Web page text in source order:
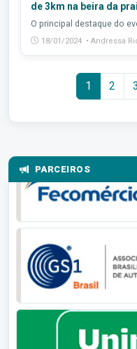
de 3km na beira da
O principal destaque do
18/01/2024 • Andressa
1 2 3
PARCEIROS